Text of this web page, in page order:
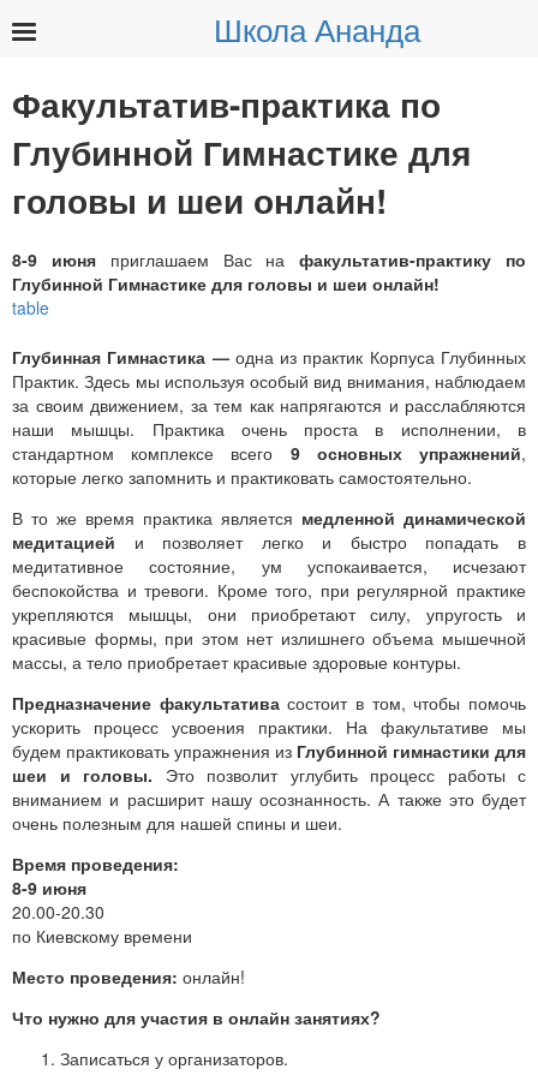
Школа Ананда
Факультатив-практика по
Глубинной Гимнастике для
головы и шеи онлайн!
8-9 июня приглашаем Вас нафакультатив-практику по
Глубинной Гимнастике для головы и шеи онлайн!
Глубинная Гимнастика —одна из практик Корпуса Глубинных
Практик. Здесь мы используя особый вид внимания, наблюдаем
за своим движением, за тем как напрягаются и расслабляются
наши мышцы. Практика очень проста в исполнении, в
стандартном комплексе всего 9 основных упражнений,
которые легко запомнить и практиковать самостоятельно.
В то же время практика является медленной динамической
медитацией и позволяет легко и быстро попадать в
медитативное состояние, ум успокаивается, исчезают
беспокойства и тревоги. Кроме того, при регулярной практике
укрепляются мышцы, они приобретают силу, упругость и
красивые формы, при этом нет излишнего объема мышечной
массы, а тело приобретает красивые здоровые контуры.
Предназначение факультативасостоит в том, чтобы помочь
ускорить процесс усвоения практики. На факультативе мы
будем практиковать упражнения из Глубинной гимнастики для
шеи и головы. Это позволит углубить процесс работы с
вниманием и расширит нашу осознанность. А также это будет
очень полезным для нашей спины и шеи.
Время проведения:
8-9 июня
20.00-20.30
по Киевскому времени
Место проведения: онлайн!
Что нужно для участия в онлайн занятиях?
Записаться у организаторов.